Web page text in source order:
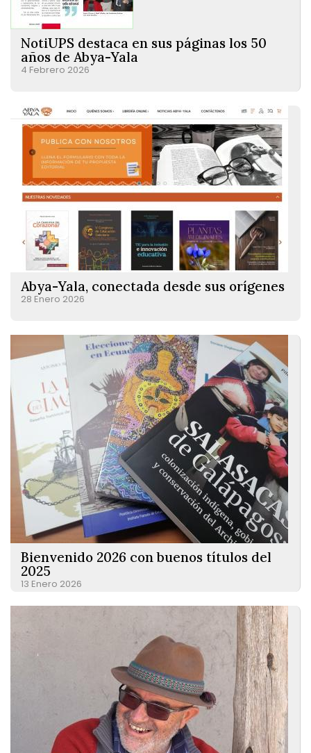
NotiUPS destaca en sus páginas los 50
años de Abya-Yala
4 Febrero 2026
Abya-Yala, conectada desde sus orígenes
28 Enero 2026
Bienvenido 2026 con buenos títulos del
2025
13 Enero 2026